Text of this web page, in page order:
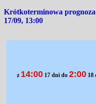
Krótkoterminowa prognoza
17/09, 13:00
z 14:0017 dni do 2:0018